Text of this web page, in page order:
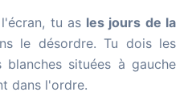
tu as les jours de la
le désordre. Tu dois les
blanches situées à gauche
dans l'ordre.